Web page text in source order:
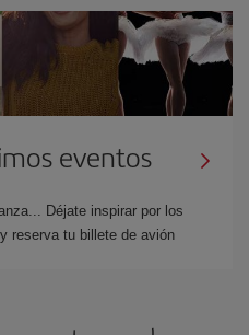
eventos
Déjate inspirar por los
reserva tu billete de avión